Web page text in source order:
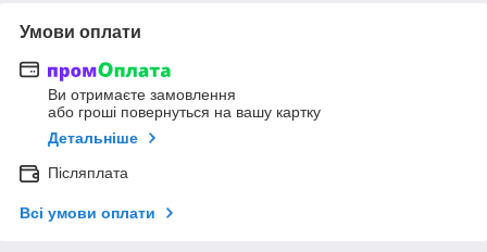
Умови оплати
Ви отримаєте замовлення
або гроші повернуться на вашу картку
Детальніше
Післяплата
Всі умови оплати